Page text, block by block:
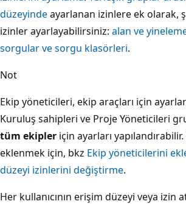
düzeyindeayarlanan izinlere ek olarak,
izinler ayarlayabilirsiniz: alan ve
sorgular ve sorgu klasörleri.
Not
Ekip yöneticileri, ekip araçları için
Kuruluş sahipleri ve Proje Yöneticileri
tüm ekipler için ayarları
eklenmek için, bkz Ekip yöneticilerini
düzeyi izinlerini değiştirme.
Her kullanıcının erişim düzeyi veya izin